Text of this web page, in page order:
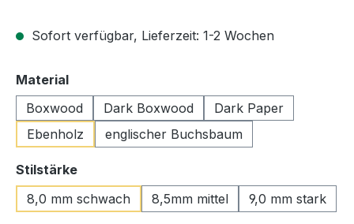
Sofort verfügbar, Lieferzeit: 1-2 Wochen
Materialauswählen
Boxwood
Dark Boxwood
Dark Paper
Ebenholz
englischer Buchsbaum
Stilstärkeauswählen
8,0 mm schwach
8,5mm mittel 9,0 mm stark